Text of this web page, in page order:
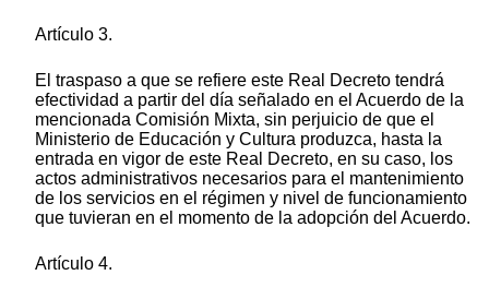
Artículo 3.
El traspaso a que se refiere este Real Decreto tendrá
efectividad a partir del día señalado en el Acuerdo de la
mencionada Comisión Mixta, sin perjuicio de que el
Ministerio de Educación y Cultura produzca, hasta la
entrada en vigor de este Real Decreto, en su caso, los
actos administrativos necesarios para el mantenimiento
de los servicios en el régimen y nivel de funcionamiento
que tuvieran en el momento de la adopción del Acuerdo.
Artículo 4.